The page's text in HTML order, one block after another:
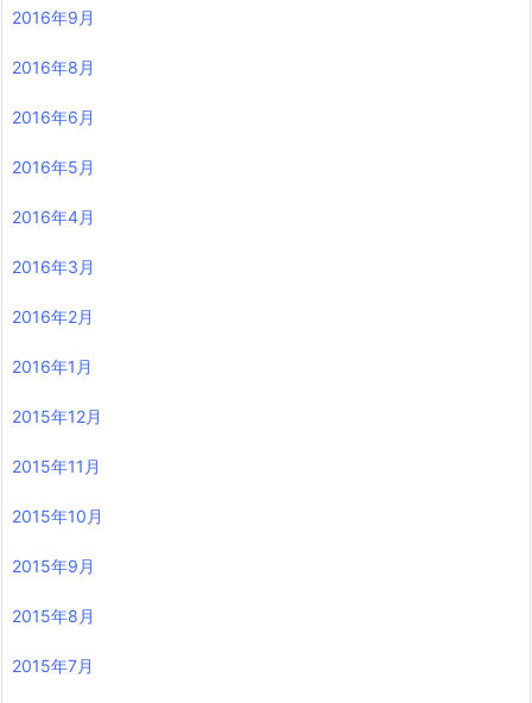
2016年9月
2016年8月
2016年6月
2016年5月
2016年4月
2016年3月
2016年2月
2016年1月
2015年12月
2015年11月
2015年10月
2015年9月
2015年8月
2015年7月